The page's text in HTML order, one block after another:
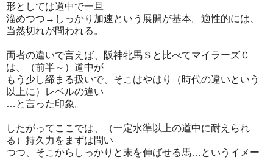
形としては道中で一旦
溜めつつ→しっかり加速という展開が基本。適性的には、
当然切れが問われる。
両者の違いで言えば、阪神牝馬Ｓと比べてマイラーズＣ
は、（前半～）道中が
もう少し締まる扱いで、そこはやはり（時代の違いという
以上に）レベルの違い
…と言った印象。
したがってここでは、（一定水準以上の道中に耐えられ
る）持久力をまずは問い
つつ、そこからしっかりと末を伸ばせる馬…というイメー